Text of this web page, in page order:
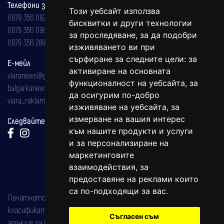
Този уебсайт използва
бисквитки и други технологии
за проследяване, за да подобри
изживяването ви при
сърфиране за следните цели: за
активиране на основната
функционалност на уебсайта, за
да осигурим по-добро
изживяване на уебсайта, за
измерване на вашия интерес
към нашите продукти и услуги
и за персонализиране на
маркетинговите
взаимодействия, за
предоставяне на реклами които
са по-подходящи за вас.
Съгласен съм
Телефони за реклама и абонаменти
0879 356 082
0879 356 098
0879 356 289
Е-мейл
viaranews@gmail.com
balgarkanews@gmail.com
viara_reklama@mail.bg
Следвайте ни:
Печатното издание на вестника е регистрирано в националния
класификатор на печатните издания (Българска национална